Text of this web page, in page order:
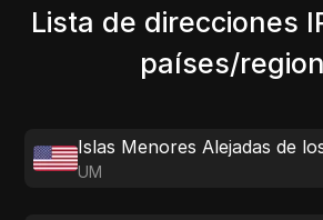
Lista de direcciones
países/
UM